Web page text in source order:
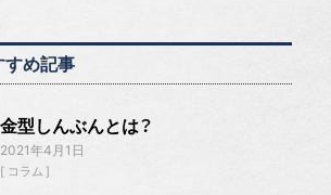
め記事
金型しんぶんとは？
2021年4月1日
コラム